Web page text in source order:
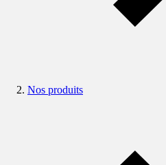
Nos produits